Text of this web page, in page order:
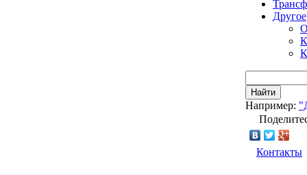
Другое
Найти
Например:
Контакты